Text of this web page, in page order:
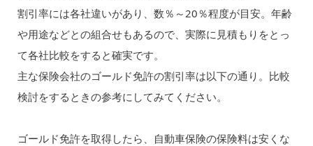
割引率には各社違いがあり、数％～20％程度が目安。年齢
や用途などとの組合せもあるので、実際に見積もりをとっ
て各社比較をすると確実です。
主な保険会社のゴールド免許の割引率は以下の通り。比較
検討をするときの参考にしてみてください。
ゴールド免許を取得したら、自動車保険の保険料は安くな